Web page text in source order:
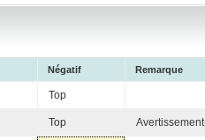
Négatif Remarque
Top
Top Avertissement